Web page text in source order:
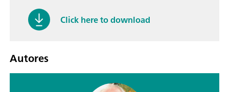
Click here to download
Autores